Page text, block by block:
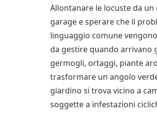
Allontanare le locuste da
garage e sperare che il
linguaggio comune
da gestire quando arrivano
germogli, ortaggi, piante
trasformare un angolo
giardino si trova vicino a
soggette a infestazioni